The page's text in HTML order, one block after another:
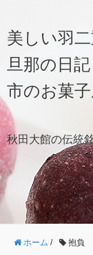
美しい羽
旦那の日
市のお菓子
秋田大館の伝統
ホーム / 抱負